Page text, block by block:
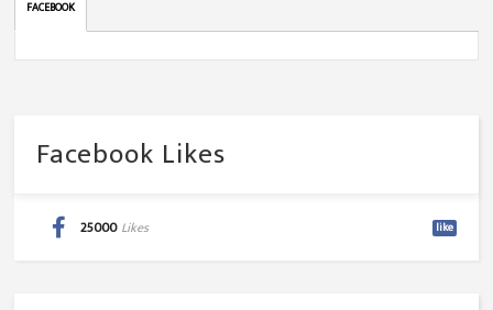
FACEBOOK
Facebook Likes
25000 Likes like